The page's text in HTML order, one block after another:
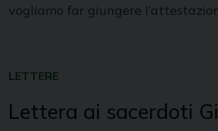
vogliamo far giungere
LETTERE
Lettera ai sacerdoti